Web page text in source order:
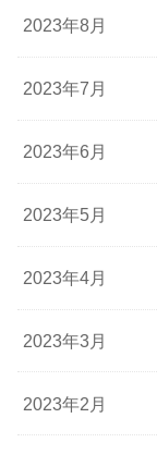
2023年8月
2023年7月
2023年6月
2023年5月
2023年4月
2023年3月
2023年2月